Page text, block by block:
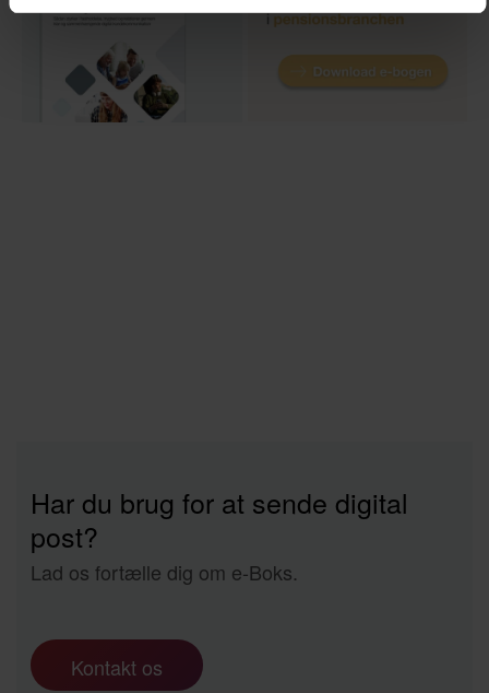
Har du brug for at sende digital
post?
Lad os fortælle dig om e-Boks.
Kontakt os